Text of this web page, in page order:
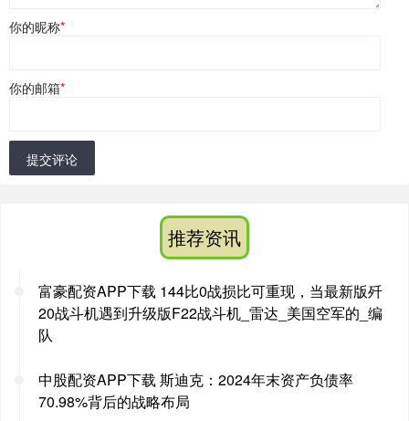
你的昵称*
你的邮箱*
提交评论
推荐资讯
富豪配资APP下载 144比0战损比可重现，当最新版歼
20战斗机遇到升级版F22战斗机_雷达_美国空军的_编
队
中股配资APP下载 斯迪克：2024年末资产负债率
70.98%背后的战略布局